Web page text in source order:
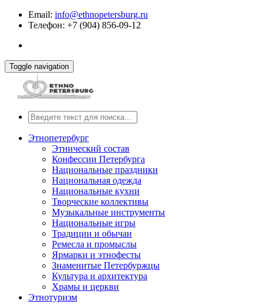
Email: info@ethnopetersburg.ru
Телефон: +7 (904) 856-09-12
Toggle navigation
Этнопетербург
Этнический состав
Конфессии Петербурга
Национальные праздники
Национальная одежда
Национальные кухни
Творческие коллективы
Музыкальные инструменты
Национальные игры
Традиции и обычаи
Ремесла и промыслы
Ярмарки и этнофесты
Знаменитые Петербуржцы
Культура и архитектура
Храмы и церкви
Этнотуризм